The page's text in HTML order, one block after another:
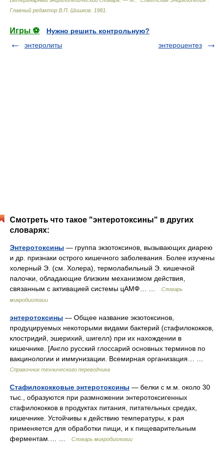
Главный редактор В.П. Шишков 1981
Игры ⚽
Нужно решить контрольную?
энтеролиты
энтероцентез
Смотреть что такое "энтеротоксины" в других
словарях:
Энтеротоксины — группа экзотоксинов, вызывающих диарею
и др. признаки острого кишечного заболевания. Более изучены
холерный Э. (см. Холера), термолабильный Э. кишечной
палочки, обладающие близким механизмом действия,
связанным с активацией системы цАМФ… …
Словарь
микробиологии
энтеротоксины — Общее название экзотоксинов,
продуцируемых некоторыми видами бактерий (стафилококков,
клостридий, эшерихий, шигелл) при их нахождении в
кишечнике. [Англо русский глоссарий основных терминов по
вакцинологии и иммунизации. Всемирная организация… …
Справочник технического переводчика
Стафилококковые энтеротоксины — белки с м.м. около 30
тыс., образуются при размножении энтеротоксигенных
стафилококков в продуктах питания, питательных средах,
кишечнике. Устойчивы к действию температуры, к рая
применяется для обработки пищи, и к пищеварительным
ферментам.… …
Словарь микробиологии